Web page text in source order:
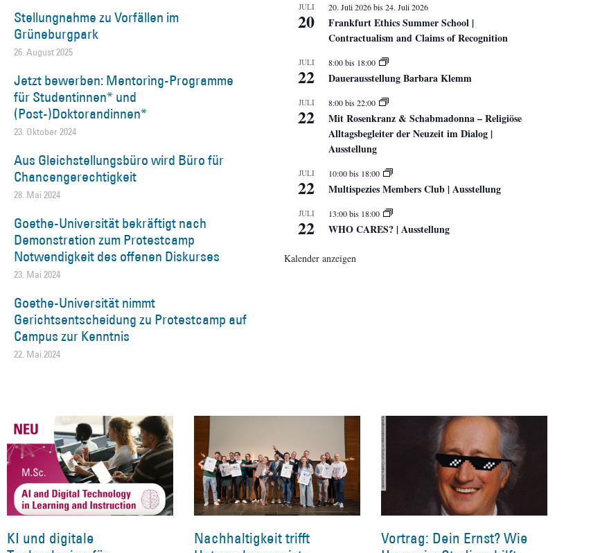
Stellungnahme zu Vorfällen im
Grüneburgpark
26. August 2025
Jetzt bewerben: Mentoring-Programme
für Studentinnen* und
(Post-)Doktorandinnen*
23. Oktober 2024
Aus Gleichstellungsbüro wird Büro für
Chancengerechtigkeit
28. Mai 2024
Goethe-Universität bekräftigt nach
Demonstration zum Protestcamp
Notwendigkeit des offenen Diskurses
23. Mai 2024
Goethe-Universität nimmt
Gerichtsentscheidung zu Protestcamp auf
Campus zur Kenntnis
22. Mai 2024
JULI
20
20. Juli 2026bis24. Juli 2026
Frankfurt Ethics Summer School |
Contractualism and Claims of Recognition
JULI
22
8:00bis 18:00
Dauerausstellung Barbara Klemm
JULI
22
8:00bis22:00
Mit Rosenkranz & Schabmadonna – Religiöse
Alltagsbegleiter der Neuzeit im Dialog |
Ausstellung
JULI
22
10:00bis 18:00
Multispezies Members Club | Ausstellung
JULI
22
13:00bis 18:00
WHO CARES? | Ausstellung
Kalender anzeigen
KI und digitale
Nachhaltigkeit trifft
Vortrag: Dein Ernst? Wie